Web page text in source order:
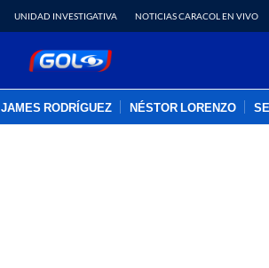
UNIDAD INVESTIGATIVA NOTICIAS CARACOL EN VIVO
JAMES RODRÍGUEZ NÉSTOR LORENZO